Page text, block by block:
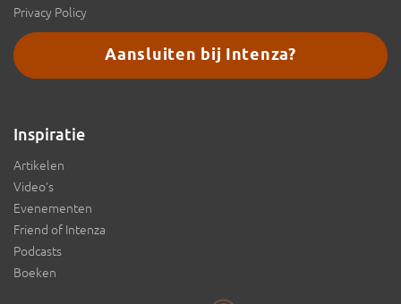
Privacy Policy
Aansluiten bij Intenza?
Inspiratie
Artikelen
Video’s
Evenementen
Friend of Intenza
Podcasts
Boeken